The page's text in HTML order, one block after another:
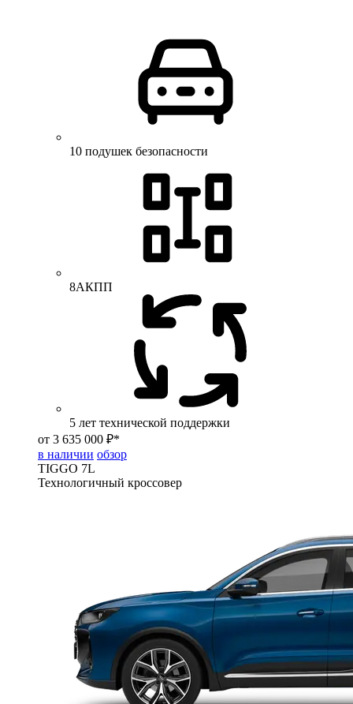
10 подушек безопасности
8АКПП
5 лет технической поддержки
от 3 635 000 ₽*
в наличии обзор
TIGGO 7L
Технологичный кроссовер